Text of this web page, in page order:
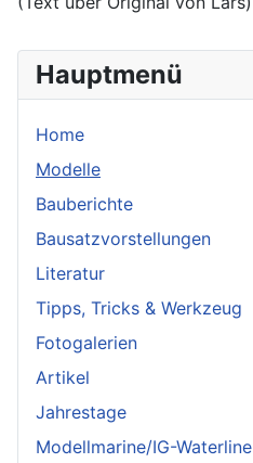
Hauptmenü
Home
Modelle
Bauberichte
Bausatzvorstellungen
Literatur
Tipps, Tricks & Werkzeug
Fotogalerien
Artikel
Jahrestage
Modellmarine/IG-Waterline